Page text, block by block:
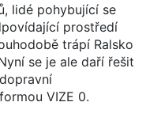
lidé pohybující se
prostředí
trápí Ralsko
se je ale daří řešit
VIZE 0.